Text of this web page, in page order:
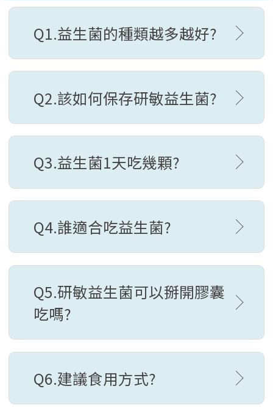
Q1.益生菌的種類越多越好?
Q2.該如何保存研敏益生菌?
Q3.益生菌1天吃幾顆?
Q4.誰適合吃益生菌?
Q5.研敏益生菌可以掰開膠囊
吃嗎?
Q6.建議食用方式?